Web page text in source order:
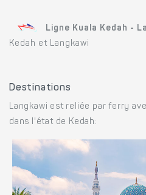
Ligne Kuala Kedah -
Kedah et Langkawi
Destinations
Langkawi est reliée par ferry
dans l'état de Kedah: